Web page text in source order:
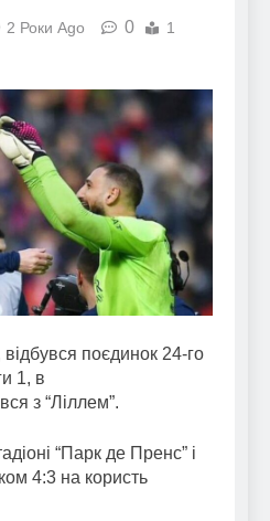
2 Роки Ago 0
1
поєдинок 24-го
1, в
з “Ліллем”.
“Парк де Пренс” і
4:3 на користь